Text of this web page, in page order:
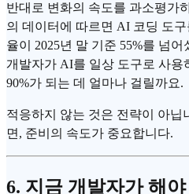
반대로 변화의 속도를 과소평가
의 데이터에 따르면 AI 코딩 도구
율이 2025년 말 기준 55%를 넘
개발자가 AI를 일상 도구로 사용
90%가 되는 데 얼마나 걸릴까요.
적응하지 않는 것은 전략이 아
면, 준비의 속도가 중요합니다.
6. 지금 개발자가 해